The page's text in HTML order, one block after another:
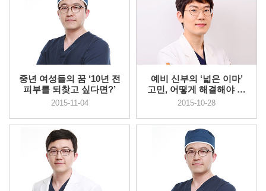
중년 여성들의 꿈 ‘10년 전
피부를 되찾고 싶다면?’
2015-11-04
예비 신부의 ‘넓은 이마’
고민, 어떻게 해결해야 할
까??
2015-10-28